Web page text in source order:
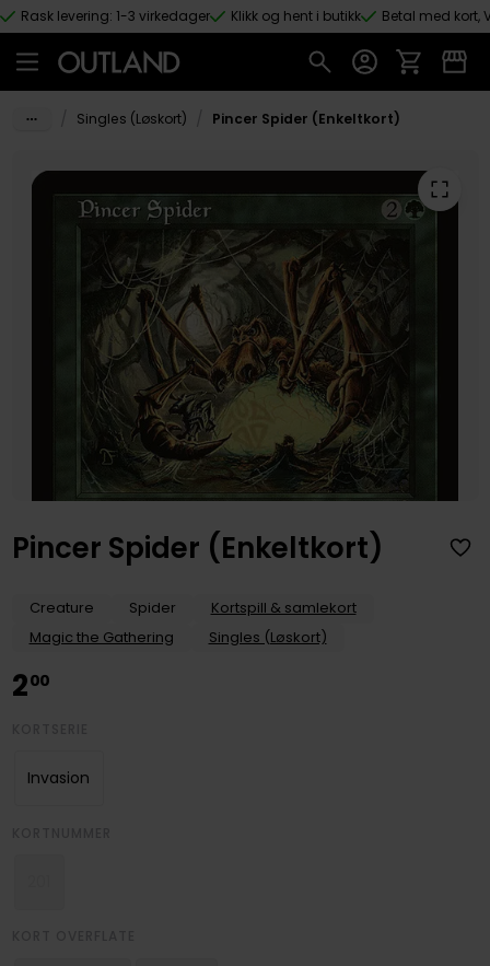
Hopp til hovedinnhold
Rask levering: 1-3 virkedager Klikk og hent i butikk Betal med kort,
Singles (Løskort) Pincer Spider (Enkeltkort)
Pincer Spider (Enkeltkort)
Creature Spider
Kortspill & samlekort
Magic the Gathering
Singles (Løskort)
200
Invasion